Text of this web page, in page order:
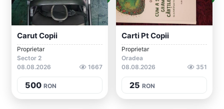
Carut Copii
Proprietar
Sector 2
08.08.2026
1667
500 RON
Carti Pt Copii
Proprietar
Oradea
08.08.2026
351
25 RON